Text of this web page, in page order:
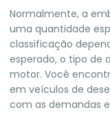
Normalmente, a
uma quantidade
classificação
esperado, o tipo de
motor. Você
em veículos de
com as demandas